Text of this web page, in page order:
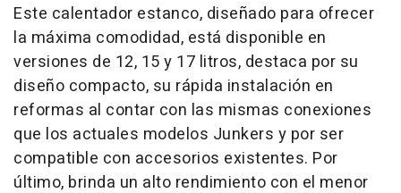
Este calentador estanco, diseñado para ofrecer
la máxima comodidad, está disponible en
versiones de 12, 15 y 17 litros, destaca por su
diseño compacto, su rápida instalación en
reformas al contar con las mismas conexiones
que los actuales modelos Junkers y por ser
compatible con accesorios existentes. Por
último, brinda un alto rendimiento con el menor